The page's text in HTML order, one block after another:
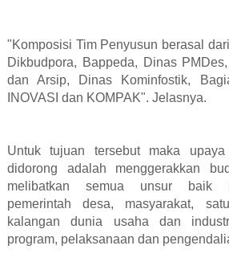
"Komposisi Tim Penyusun berasal
Dikbudpora, Bappeda, Dinas
dan Arsip, Dinas Kominfostik,
INOVASI dan KOMPAK". Jelasnya.
Untuk tujuan tersebut maka
didorong adalah menggerakkan
melibatkan semua unsur baik
pemerintah desa, masyarakat,
kalangan dunia usaha dan
program, pelaksanaan dan